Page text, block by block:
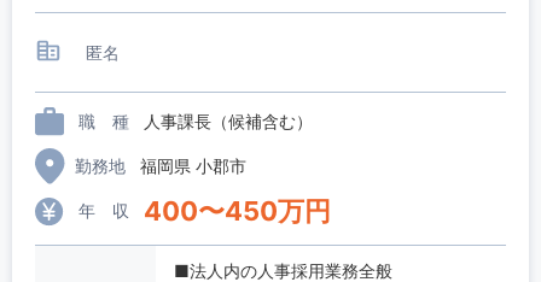
匿名
職 種 人事課長（候補含む）
勤務地 福岡県 小郡市
年 収 400〜450万円
■法人内の人事採用業務全般